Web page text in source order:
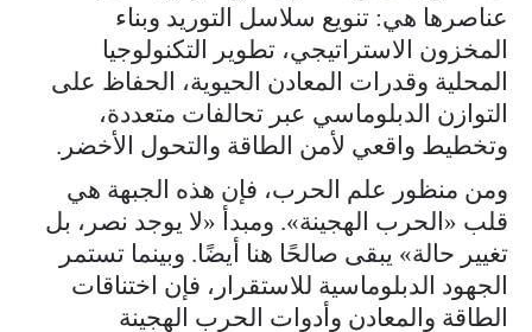
عناصرها هي: تنويع سلاسل التوريد وبناء
المخزون الاستراتيجي، تطوير التكنولوجيا
المحلية وقدرات المعادن الحيوية، الحفاظ على
التوازن الدبلوماسي عبر تحالفات متعددة،
وتخطيط واقعي لأمن الطاقة والتحول الأخضر.
ومن منظور علم الحرب، فإن هذه الجبهة هي
قلب «الحرب الهجينة». ومبدأ «لا يوجد نصر، بل
تغيير حالة» يبقى صالحًا هنا أيضًا. وبينما تستمر
الجهود الدبلوماسية للاستقرار، فإن اختناقات
الطاقة والمعادن وأدوات الحرب الهجينة